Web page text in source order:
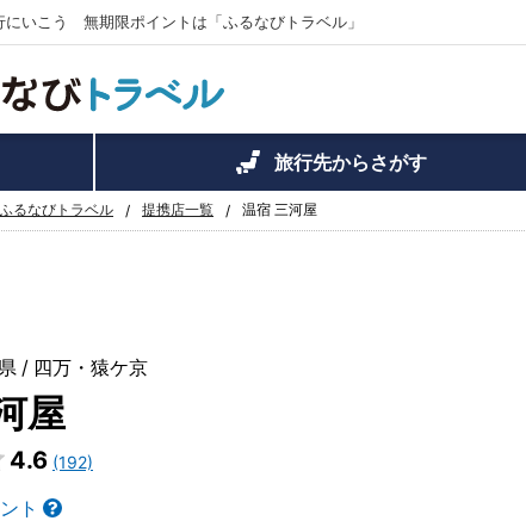
にいこう 無期限ポイントは「ふるなびトラベル」
旅行先からさがす
るなびトラベル 提携店一覧 温宿 三河屋
四万・猿ケ京
屋
4.6 (192)
ト